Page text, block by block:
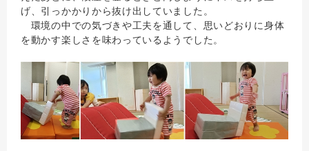
げ、引っかかりから抜け出していました。
環境の中での気づきや工夫を通して、思いどおりに身体
を動かす楽しさを味わっているようでした。